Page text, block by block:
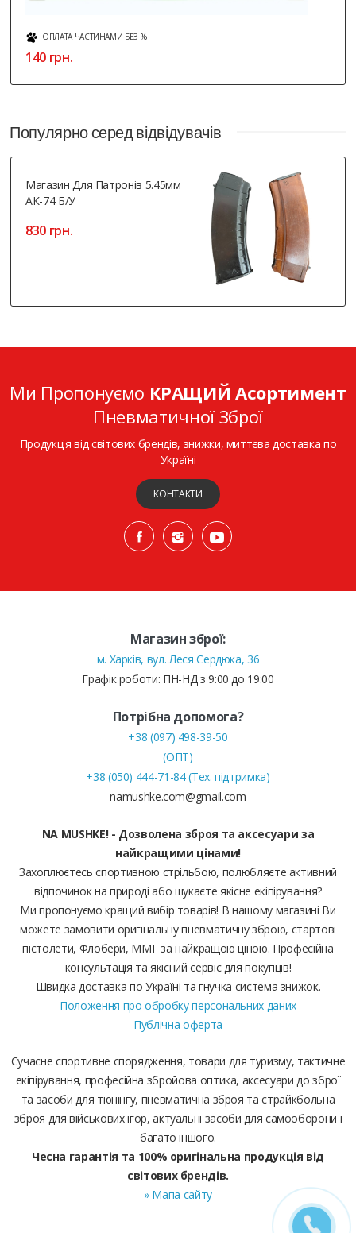
ОПЛАТА ЧАСТИНАМИ БЕЗ %
140 грн.
Популярно серед відвідувачів
Магазин Для Патронів 5.45мм
АК-74 Б/у
830 грн.
Ми Пропонуємо КРАЩИЙ Асортимент
Пневматичної Зброї
Продукція від світових брендів, знижки, миттєва доставка по
Україні
КОНТАКТИ
Магазин зброї:
м. Харків, вул. Леся Сердюка, 36
Графік роботи: ПН-НД з 9:00 до 19:00
Потрібна допомога?
+38 (097) 498-39-50
(ОПТ)
+38 (050) 444-71-84 (Тех. підтримка)
namushke.com@gmail.com
NA MUSHKE! - Дозволена зброя та аксесуари за
найкращими цінами!
Захоплюєтесь спортивною стрільбою, полюбляєте активний
відпочинок на природі або шукаєте якісне екіпірування?
Ми пропонуємо кращий вибір товарів! В нашому магазині Ви
можете замовити оригінальну пневматичну зброю, стартові
пістолети, Флобери, ММГ за найкращою ціною. Професійна
консультація та якісний сервіс для покупців!
Швидка доставка по Україні та гнучка система знижок.
Положення про обробку персональних даних
Публічна оферта
Сучасне спортивне спорядження, товари для туризму, тактичне
екіпірування, професійна збройова оптика, аксесуари до зброї
та засоби для тюнінгу, пневматична зброя та страйкбольна
зброя для військових ігор, актуальні засоби для самооборони і
багато іншого.
Чесна гарантія та 100% оригінальна продукція від
світових брендів.
» Мапа сайту